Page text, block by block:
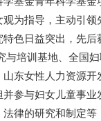
为指导，主动引
色日益突出，先
与培训基地、全国
东女性人力资源
参与妇女儿童事
律的研究和制定等